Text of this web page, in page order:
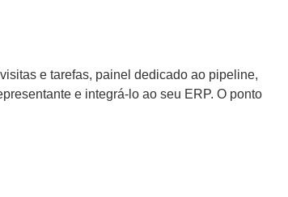
e tarefas, painel dedicado ao pipeline,
e integrá-lo ao seu ERP. O ponto